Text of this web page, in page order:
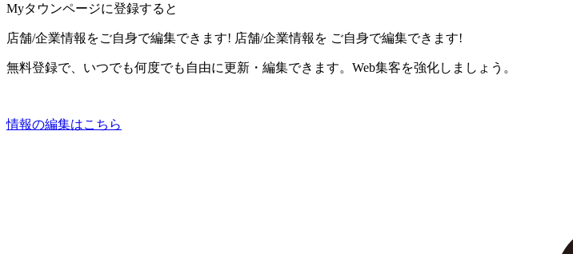
Myタウンページに登録すると
店舗/企業情報をご自身で編集できます! 店舗/企業情報を ご自身で編集できます!
無料登録で、いつでも何度でも自由に更新・編集できます。Web集客を強化しましょう。
情報の編集はこちら